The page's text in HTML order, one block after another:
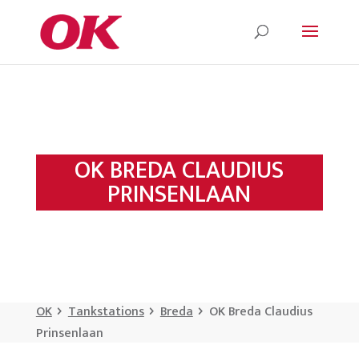
OK BREDA CLAUDIUS
PRINSENLAAN
OK Tankstations Breda
OK Breda Claudius
Prinsenlaan